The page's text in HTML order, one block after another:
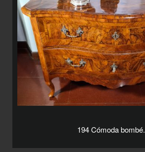
194 Cómoda bombé.